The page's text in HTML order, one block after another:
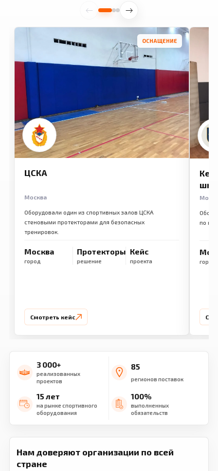
ОСНАЩЕНИЕ
ЦСКА
Москва
Оборудовали один из спортивных залов ЦСКА
стеновыми протекторами для безопасных
тренировок.
Москва
город
Протекторы
решение
Кейс
проекта
Смотреть кейс
по
город
3 000+
реализованных
проектов
85
регионов поставок
15 лет
на рынке спортивного
оборудования
100%
выполненных
обязательств
Нам доверяют организации по всей
стране